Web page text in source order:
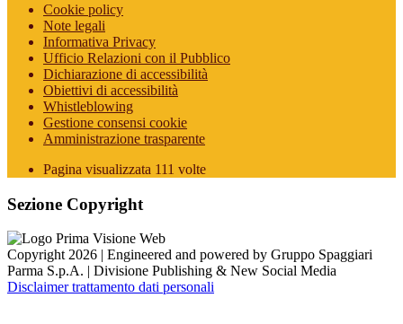
Cookie policy
Note legali
Informativa Privacy
Ufficio Relazioni con il Pubblico
Dichiarazione di accessibilità
Obiettivi di accessibilità
Whistleblowing
Gestione consensi cookie
Amministrazione trasparente
Pagina visualizzata 111 volte
Sezione Copyright
Copyright 2026 | Engineered and powered by Gruppo Spaggiari
Parma S.p.A. | Divisione Publishing & New Social Media
Disclaimer trattamento dati personali